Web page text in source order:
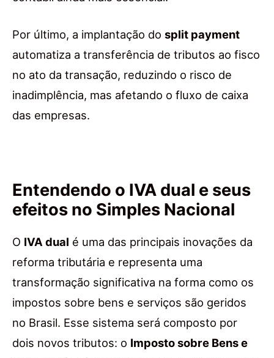
Por último, a implantação do split payment
automatiza a transferência de tributos ao fisco
no ato da transação, reduzindo o risco de
inadimplência, mas afetando o fluxo de caixa
das empresas.
Entendendo o IVA dual e seus
efeitos no Simples Nacional
O IVA dual é uma das principais inovações da
reforma tributária e representa uma
transformação significativa na forma como os
impostos sobre bens e serviços são geridos
no Brasil. Esse sistema será composto por
dois novos tributos: o Imposto sobre Bens e